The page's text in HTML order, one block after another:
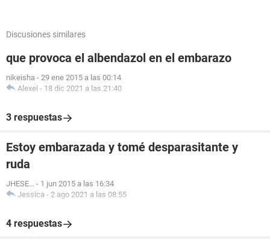
Discusiones similares
que provoca el albendazol en el embarazo
nikeisha - 29 ene 2015 a las 00:14
Alexei - 18 dic 2021 a las 21:40
3 respuestas
Estoy embarazada y tomé desparasitante y
ruda
JHESE... - 1 jun 2015 a las 16:34
Jessica - 2 ago 2021 a las 08:55
4 respuestas